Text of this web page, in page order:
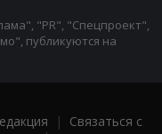
"PR", "Спецпроект",
публикуются на
| Связаться с